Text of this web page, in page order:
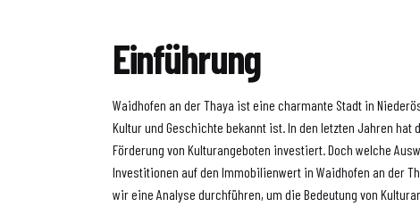
Einführung
Waidhofen an der Thaya ist eine charmante Stadt in
Kultur und Geschichte bekannt ist. In den letzten Jahren hat
Förderung von Kulturangeboten investiert. Doch welche
Investitionen auf den Immobilienwert in Waidhofen an der
wir eine Analyse durchführen, um die Bedeutung von